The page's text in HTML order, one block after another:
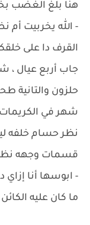
هنا بلغ الغضب
- الله يخربيت أم
القرف دا على
جاب أربع عيال ،
حلزون والتانية
شهر في
نظر حسام خلفه
قسمات وجهه نظر
- ابوسها أنا
ما كان عليه